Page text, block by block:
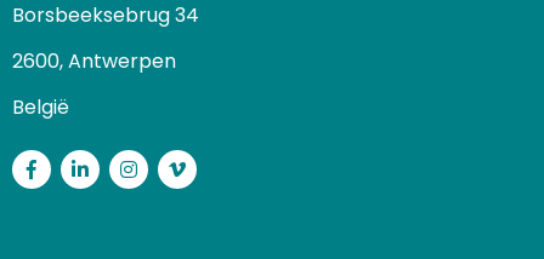
Borsbeeksebrug 34
2600, Antwerpen
België
Facebook
LinkedInInstagram
Vimeo